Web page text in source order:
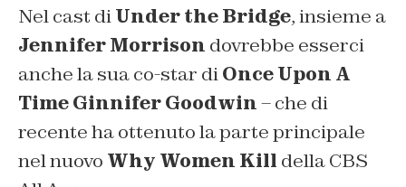
Nel cast diUnder the Bridge, insieme a
Jennifer Morrison dovrebbe esserci
anche la sua co-star diOnce Upon A
TimeGinnifer Goodwin– che di
recente ha ottenuto la parte principale
nel nuovo Why Women Kill della CBS